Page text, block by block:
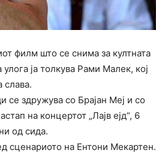
филм што се снима за култната
улога ја толкува Рами Малек, кој
слава.
се здружува со Брајан Меј и со
на концертот „Лајв ејд“, 6
од сида.
сценариото на Ентони Мекартен.